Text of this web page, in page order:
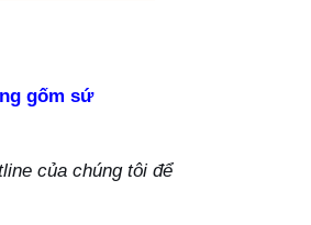
gốm sứ
của chúng tôi để